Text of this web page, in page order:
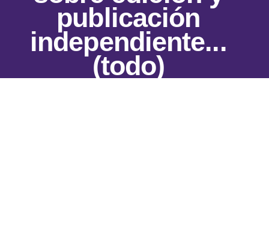
publicación
independiente...
(todo)